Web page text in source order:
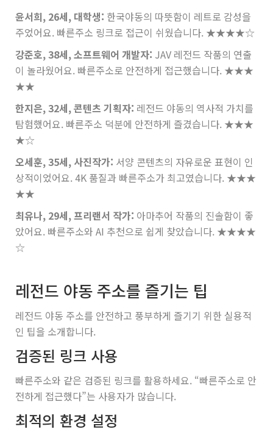
윤서희, 26세, 대학생: 한국야동의 따뜻함이 레트로 감성을
주었어요. 빠른주소 링크로 접근이 쉬웠습니다. ★★★★☆
강준호, 38세, 소프트웨어 개발자: JAV 레전드 작품의 연출
이 놀라웠어요. 빠른주소로 안전하게 접근했습니다. ★★★
★★
한지은, 32세, 콘텐츠 기획자: 레전드 야동의 역사적 가치를
탐험했어요. 빠른주소 덕분에 안전하게 즐겼습니다. ★★★
★☆
오세훈, 35세, 사진작가: 서양 콘텐츠의 자유로운 표현이 인
상적이었어요. 4K 품질과 빠른주소가 최고였습니다. ★★★
★★
최유나, 29세, 프리랜서 작가: 아마추어 작품의 진솔함이 좋
았어요. 빠른주소와 AI 추천으로 쉽게 찾았습니다. ★★★★
☆
레전드 야동 주소를 즐기는 팁
레전드 야동 주소를 안전하고 풍부하게 즐기기 위한 실용적
인 팁을 소개합니다.
검증된 링크 사용
빠른주소와 같은 검증된 링크를 활용하세요. “빠른주소로 안
전하게 접근했다”는 사용자가 많습니다.
최적의 환경 설정